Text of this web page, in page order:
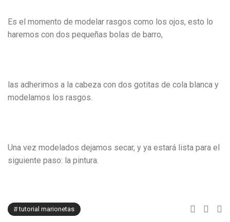
Es el momento de modelar rasgos como los ojos, esto lo
haremos con dos pequeñas bolas de barro,
las adherimos a la cabeza con dos gotitas de cola blanca y
modelamos los rasgos.
Una vez modelados dejamos secar, y ya estará lista para el
siguiente paso: la pintura.
tutorial marionetas